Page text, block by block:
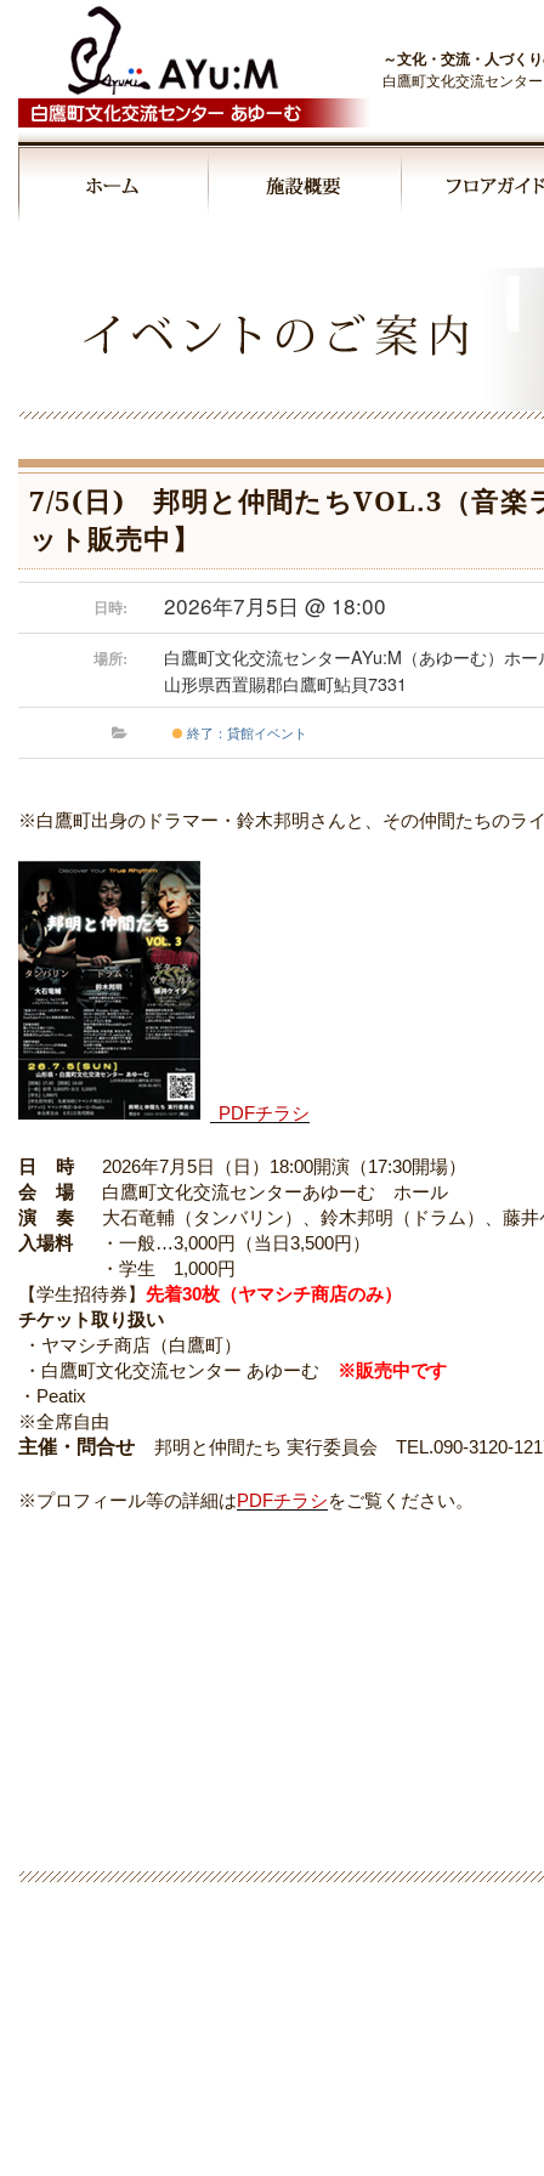
～文化・交流・人づく
白鷹町文化交流センタ
7/5(日) 邦明と仲間たちVOL.3（音楽
ット販売中】
日時: 2026年7月5日 @ 18:00
場所:
白鷹町文化交流センターAYu:M（あゆーむ）ホー
山形県西置賜郡白鷹町鮎貝7331
終了：貸館イベント
※白鷹町出身のドラマー・鈴木邦明さんと、その仲間たちのラ
PDFチラシ
日 時
2026年7月5日（日）18:00開演（17:30開場）
会 場白鷹町文化交流センターあゆーむ ホール
演 奏
大石竜輔（タンバリン）、鈴木邦明（ドラム）、藤
入場料
・一般…3,000円（当日3,500円）
・学生 1,000円
【学生招待券】 先着30枚（ヤマシチ商店のみ）
チケット取り扱い
・ヤマシチ商店（白鷹町）
・白鷹町文化交流センター あゆーむ
※販売中です
・Peatix
※全席自由
主催・問合せ 邦明と仲間たち 実行委員会 TEL.090-3120-
※プロフィール等の詳細はPDFチラシをご覧ください。